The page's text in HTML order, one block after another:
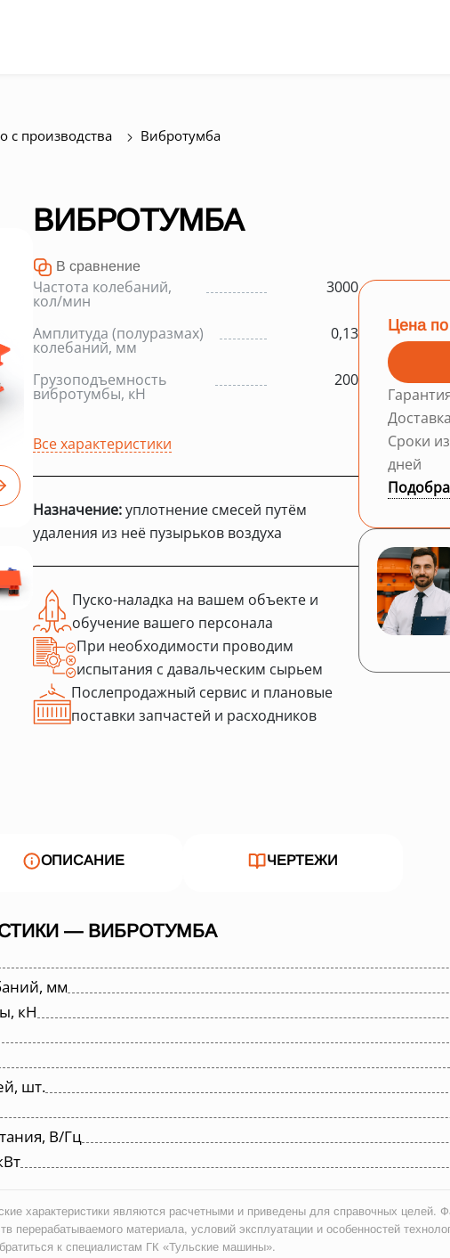
с производства Вибротумба
ВИБРОТУМБА
В сравнение
Частота колебаний,
кол/мин
3000
Амплитуда (полуразмах)
колебаний, мм
0,13
Грузоподъемность
вибротумбы, кН
200
Все характеристики
Назначение:уплотнение смесей путём
удаления из неё пузырьков воздуха
Пуско-наладка на вашем объекте и
обучение вашего персонала
При необходимости проводим
испытания с давальческим сырьем
Послепродажный сервис и плановые
поставки запчастей и расходников
Цена по
Сроки
дней
ОПИСАНИЕ ЧЕРТЕЖИ
— ВИБРОТУМБА
мм
кН
шт.
В/Гц
характеристики являются расчетными и приведены для справочных целей.
перерабатываемого материала, условий эксплуатации и особенностей
к специалистам ГК «Тульские машины».